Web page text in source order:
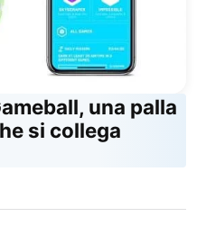
una palla
si collega